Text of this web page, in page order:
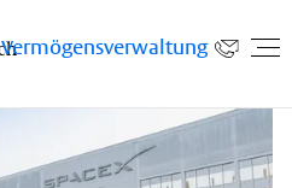
Vermögensverwaltung